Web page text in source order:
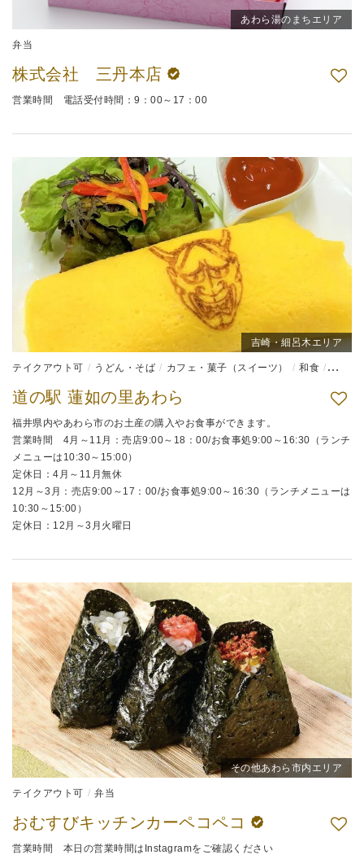
あわら湯のまちエリア
弁当
株式会社 三丹本店
営業時間 電話受付時間：9：00～17：00
吉崎・細呂木エリア
テイクアウト可 うどん・そば カフェ・菓子（スイーツ） 和食 弁当
道の駅 蓮如の里あわら
福井県内やあわら市のお土産の購入やお食事ができます。
営業時間 4月～11月：売店9:00～18：00/お食事処9:00～16:30（ランチ
メニューは10:30～15:00）
定休日：4月～11月無休
12月～3月：売店9:00～17：00/お食事処9:00～16:30（ランチメニューは
10:30～15:00）
定休日：12月～3月火曜日
その他あわら市内エリア
テイクアウト可 弁当
おむすびキッチンカーペコペコ
営業時間 本日の営業時間はInstagramをご確認ください